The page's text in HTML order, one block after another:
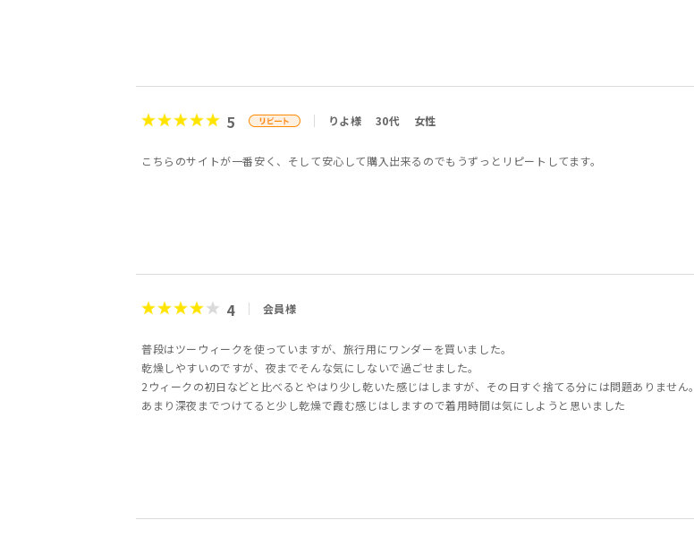
5 りよ様 30代 女性
こちらのサイトが一番安く、そして安心して購入出来るのでもうずっとリピートしてます。
4 会員様
普段はツーウィークを使っていますが、旅行用にワンダーを買いました。
乾燥しやすいのですが、夜までそんな気にしないで過ごせました。
2ウィークの初日などと比べるとやはり少し乾いた感じはしますが、その日すぐ捨てる分には問題ありません。
あまり深夜までつけてると少し乾燥で霞む感じはしますので着用時間は気にしようと思いました